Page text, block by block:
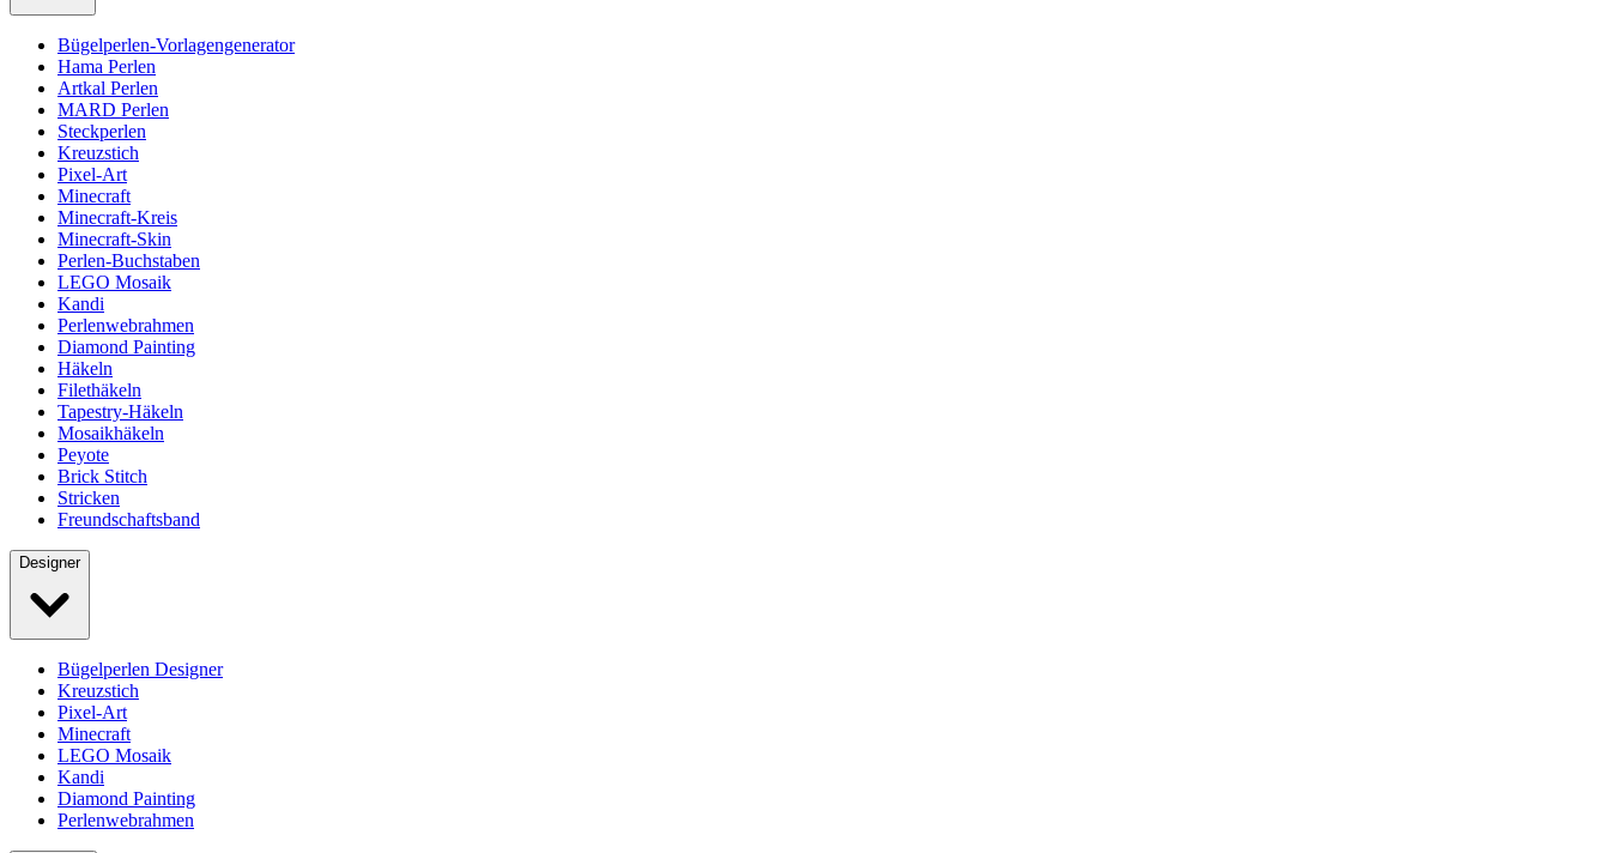
Bügelperlen-Vorlagengenerator
Hama Perlen
Artkal Perlen
MARD Perlen
Steckperlen
Kreuzstich
Pixel-Art
Minecraft
Minecraft-Kreis
Minecraft-Skin
Perlen-Buchstaben
LEGO Mosaik
Kandi
Perlenwebrahmen
Diamond Painting
Häkeln
Filethäkeln
Tapestry-Häkeln
Mosaikhäkeln
Peyote
Brick Stitch
Stricken
Freundschaftsband
Designer
Bügelperlen Designer
Kreuzstich
Pixel-Art
Minecraft
LEGO Mosaik
Kandi
Diamond Painting
Perlenwebrahmen